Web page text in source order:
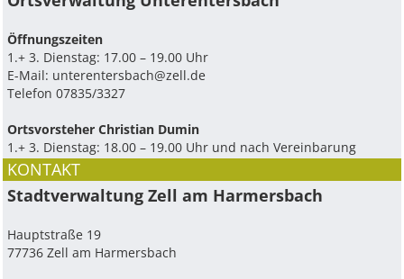
Ö­ffnungszeiten
1.+ 3. Dienstag: 17.00 – 19.00 Uhr
E-Mail: unterentersbach@zell.de
Telefon 07835/3327
Ortsvorsteher Christian Dumin
1.+ 3. Dienstag: 18.00 – 19.00 Uhr und nach Vereinbarung
KONTAKT
Stadtverwaltung Zell am Harmersbach
Hauptstraße 19
77736 Zell am Harmersbach